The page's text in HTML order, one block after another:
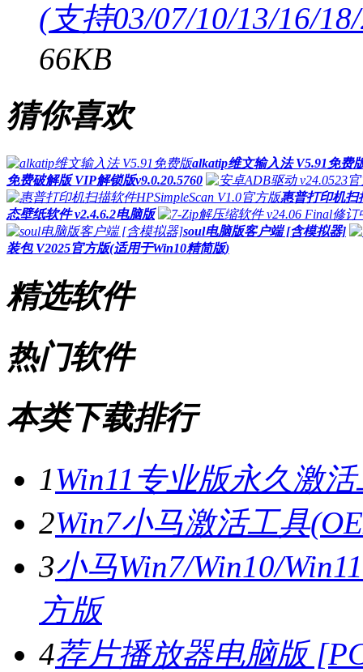
(支持03/07/10/13/16/
66KB
猜你喜欢
alkatip维文输入法 V5.91免费
免费破解版 VIP解锁版v9.0.20.5760
惠普打印机扫
态壁纸软件 v2.4.6.2电脑版
soul电脑版客户端 [含模拟器]
装包 V2025官方版(适用于Win10精简版)
精选软件
热门软件
本类下载排行
1Win11专业版永久激
2Win7小马激活工具
3小马Win7/Win10/
方版
4荐片播放器电脑版